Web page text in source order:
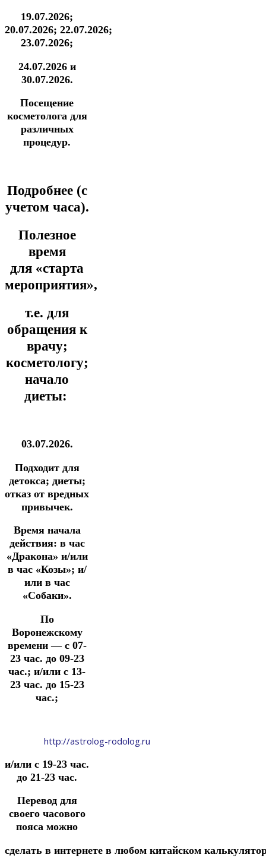
19.07.2026;
20.07.2026; 22.07.2026;
23.07.2026;
24.07.2026 и
30.07.2026.
Посещение
косметолога для
различных
процедур.
Подробнее (с
учетом часа).
Полезное
время
для «старта
мероприятия»,
т.е. для
обращения к
врачу;
косметологу;
начало
диеты:
03.07.2026.
Подходит для
детокса; диеты;
отказ от вредных
привычек.
Время начала
действия: в час
«Дракона» и/или
в час «Козы»; и/
или в час
«Собаки».
По
Воронежскому
времени — с 07-
23 час. до 09-23
час.; и/или с 13-
23 час. до 15-23
час.;
http://astrolog-rodolog.ru
и/или с 19-23 час.
до 21-23 час.
Перевод для
своего часового
пояса можно
сделать в интернете в любом китайском